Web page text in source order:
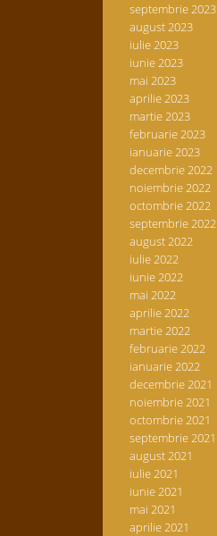
septembrie 2023
august 2023
iulie 2023
iunie 2023
mai 2023
aprilie 2023
martie 2023
februarie 2023
ianuarie 2023
decembrie 2022
noiembrie 2022
octombrie 2022
septembrie 2022
august 2022
iulie 2022
iunie 2022
mai 2022
aprilie 2022
martie 2022
februarie 2022
ianuarie 2022
decembrie 2021
noiembrie 2021
octombrie 2021
septembrie 2021
august 2021
iulie 2021
iunie 2021
mai 2021
aprilie 2021